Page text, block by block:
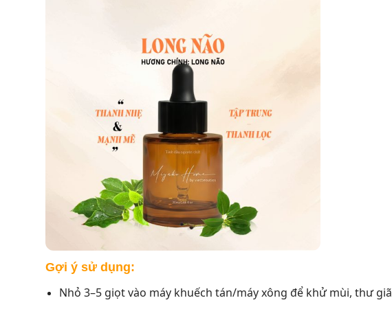
Gợi ý sử dụng:
Nhỏ 3–5 giọt vào máy khuếch tán/máy xông để khử mùi, thư